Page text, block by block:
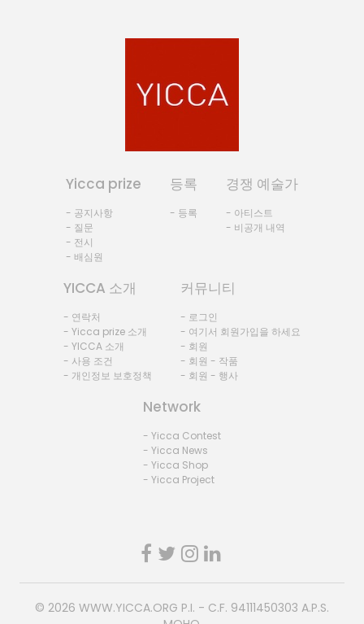
Yicca prize
- 공지사항
- 질문
- 전시
- 배심원
등록
- 등록
경쟁 예술가
- 아티스트
- 비공개 내역
YICCA 소개
- 연락처
- Yicca prize 소개
- YICCA 소개
- 사용 조건
- 개인정보 보호정책
커뮤니티
- 로그인
- 여기서 회원가입을 하세요
- 회원
- 회원 - 작품
- 회원 - 행사
Network
- Yicca Contest
- Yicca News
- Yicca Shop
- Yicca Project
© 2026 WWW.YICCA.ORG P.I. - C.F. 94111450303 A.P.S.